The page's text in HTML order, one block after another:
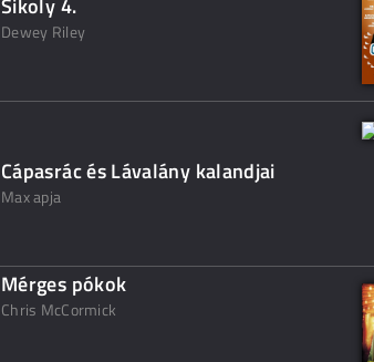
Sikoly 4.
Dewey Riley
Cápasrác és Lávalány kalandjai
Max apja
Mérges pókok
Chris McCormick